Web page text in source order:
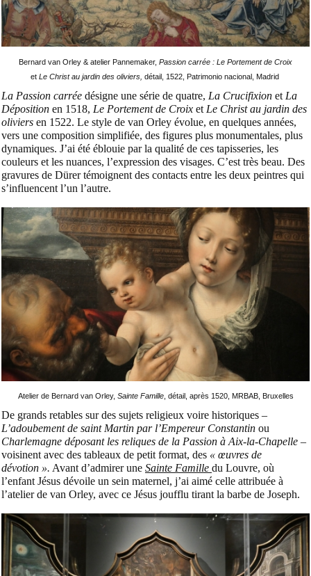
Bernard van Orley & atelier Pannemaker, Passion carrée : Le Portement de Croix
et Le Christ au jardin des oliviers, détail, 1522, Patrimonio nacional, Madrid
La Passion carrée désigne une série de quatre, La Crucifixion et La
Déposition en 1518, Le Portement de Croix et Le Christ au jardin des
oliviers en 1522. Le style de van Orley évolue, en quelques années,
vers une composition simplifiée, des figures plus monumentales, plus
dynamiques. J’ai été éblouie par la qualité de ces tapisseries, les
couleurs et les nuances, l’expression des visages. C’est très beau. Des
gravures de Dürer témoignent des contacts entre les deux peintres qui
s’influencent l’un l’autre.
Atelier de Bernard van Orley, Sainte Famille, détail, après 1520, MRBAB, Bruxelles
De grands retables sur des sujets religieux voire historiques –
L’adoubement de saint Martin par l’Empereur Constantin ou
Charlemagne déposant les reliques de la Passion à Aix-la-Chapelle –
voisinent avec des tableaux de petit format, des « œuvres de
dévotion ». Avant d’admirer une Sainte Famille du Louvre, où
l’enfant Jésus dévoile un sein maternel, j’ai aimé celle attribuée à
l’atelier de van Orley, avec ce Jésus joufflu tirant la barbe de Joseph.